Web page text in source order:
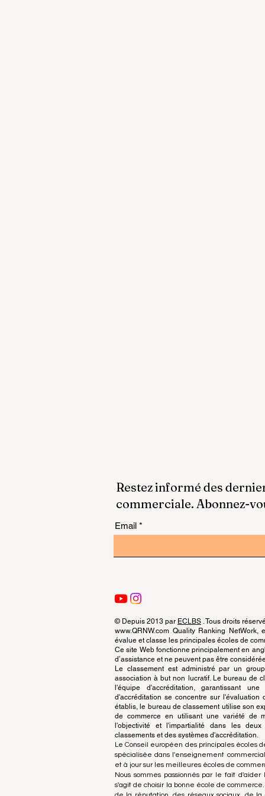
Restez informé des
commerciale. Abonnez-
Email
© Depuis 2013 par ECLBS . Tous droits
www.QRNW.com Quality Ranking
évalue et classe les principales écoles de
Ce site Web fonctionne principalement en
d’assistance et ne peuvent pas être
Le classement est administré par un
association à but non lucratif. Le bureau de
l'équipe d'accréditation, garantissant
d'accréditation se concentre sur
établis, le bureau de classement utilise son
de commerce en utilisant une variété de
l'objectivité et l'impartialité dans les
classements et des systèmes d'accréditation.
Le Conseil européen des principales écoles
spécialisée dans l'enseignement
et à jour sur les meilleures écoles de
Nous sommes passionnés par le fait
s'agit de choisir la bonne école de